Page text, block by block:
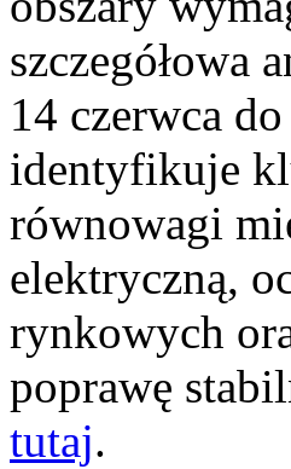
szczegółowa
14 czerwca
identyfikuje
równowagi
elektryczną,
rynkowych
poprawę
tutaj.